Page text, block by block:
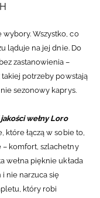
wybory. Wszystko, co
ląduje na jej dnie. Do
zastanowienia –
takiej potrzeby powstają
sezonowy kaprys.
wełny Loro
które łączą w sobie to,
komfort, szlachetny
wełna pięknie układa
i nie narzuca się
który robi